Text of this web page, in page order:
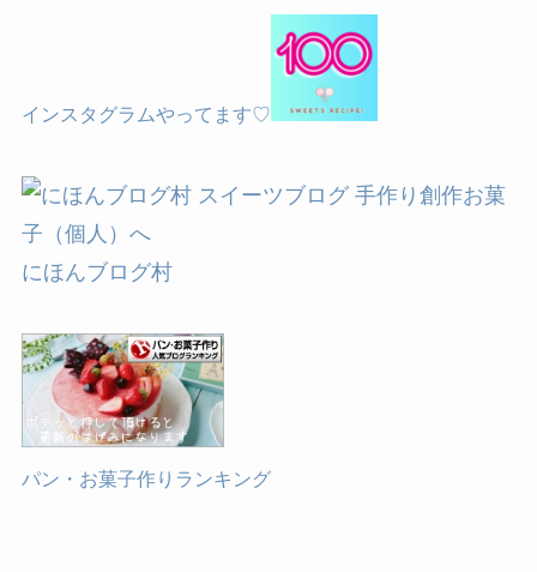
インスタグラムやってます♡
にほんブログ村
パン・お菓子作りランキング